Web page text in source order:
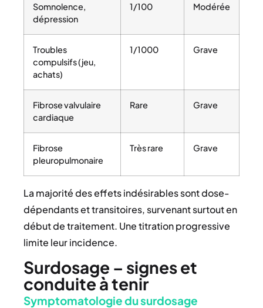
Somnolence,
dépression
1/100 Modérée
Troubles
compulsifs (jeu,
achats)
1/1000 Grave
Fibrose valvulaire
cardiaque
Rare Grave
Fibrose
pleuropulmonaire
Très rare Grave
La majorité des effets indésirables sont dose-
dépendants et transitoires, survenant surtout en
début de traitement. Une titration progressive
limite leur incidence.
Surdosage – signes et
conduite à tenir
Symptomatologie du surdosage